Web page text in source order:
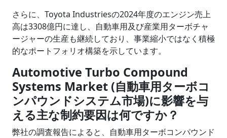
さらに、Toyota Industriesの2024年度のエンジン売上
高は3308億円に達し、自動車用及び産業用ターボチャ
ージャーの生産も継続しており、事業縮小ではなく積極
的なポートフォリオ構築を示しています。
Automotive Turbo Compound
Systems Market (自動車用ターボコ
ンパウンドシステム市場)に影響を与
える主な制約要因は何ですか？
弊社の調査報告によると、自動車用ターボコンパウンド